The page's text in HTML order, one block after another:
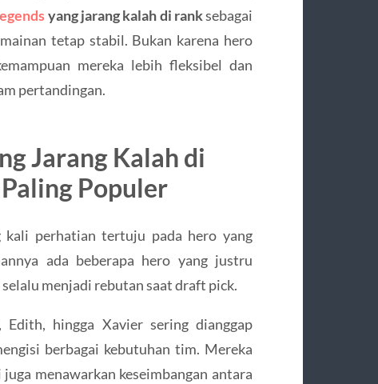
yang jarang kalah di ranksebagai
tetap stabil. Bukan karena hero
mereka lebih fleksibel dan
pertandingan.
Jarang Kalah di
Populer
kali perhatian tertuju pada hero yang
ada beberapa hero yang justru
menjadi rebutan saat draft pick.
hingga Xavier sering dianggap
berbagai kebutuhan tim. Mereka
menawarkan keseimbangan antara